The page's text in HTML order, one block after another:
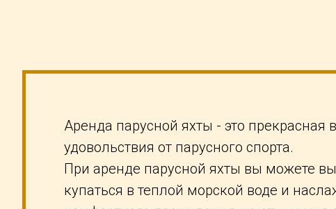
Аренда парусной яхты - это
удовольствия от парусного спорта.
При аренде парусной яхты вы можете
купаться в теплой морской воде и